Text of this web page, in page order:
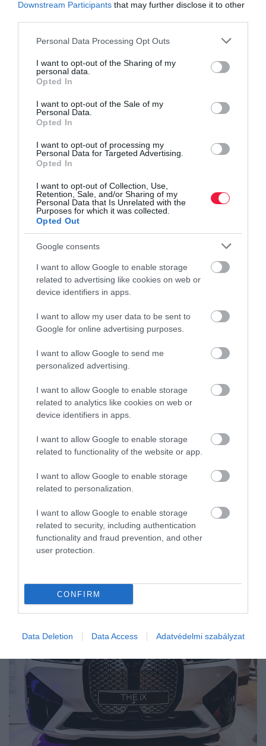
Downstream Participants that may further disclose it to other
Please note that this website/app uses one or more Google
not limited to your visit or usage behaviour. You may click to
grant or deny consent to Google and its third-party tags to
use your data for below specified purposes in below Google
consent section.
Personal Data Processing Opt Outs
I want to opt-out of the Sharing of my
personal data.
Opted In
I want to opt-out of the Sale of my
Personal Data.
Opted In
I want to opt-out of processing my
Personal Data for Targeted Advertising.
Opted In
I want to opt-out of Collection, Use,
Retention, Sale, and/or Sharing of my
Personal Data that Is Unrelated with the
Purposes for which it was collected.
Opted Out
Google consents
I want to allow Google to enable storage
related to advertising like cookies on web or
device identifiers in apps.
I want to allow my user data to be sent to
Google for online advertising purposes.
I want to allow Google to send me
personalized advertising.
I want to allow Google to enable storage
related to analytics like cookies on web or
device identifiers in apps.
I want to allow Google to enable storage
related to functionality of the website or app.
I want to allow Google to enable storage
related to personalization.
I want to allow Google to enable storage
related to security, including authentication
functionality and fraud prevention, and other
user protection.
CONFIRM
Data Deletion Data Access Adatvédelmi szabályzat
Audrey Hepburn is megülte, nagyot ment az olasz
robogó
Története legnagyobb forgalmát érte el tavaly a főként robogókat
és motorkerékpárokat gyártó olasz Piaggio csoport.